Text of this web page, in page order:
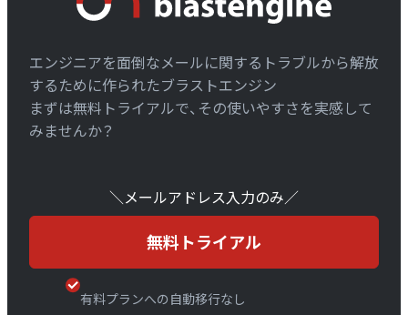
エンジニアを面倒なメールに関するトラブルから解放
するために作られたブラストエンジン
まずは無料トライアルで、その使いやすさを実感して
みませんか？
＼メールアドレス入力のみ／
無料トライアル
有料プランへの自動移行なし